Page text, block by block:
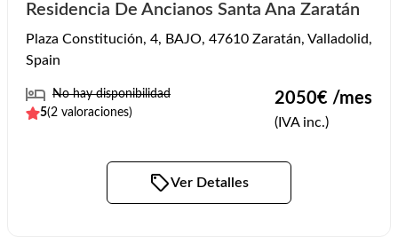
Residencia De Ancianos Santa Ana Zaratán
Plaza Constitución, 4, BAJO, 47610 Zaratán, Valladolid,
Spain
No hay disponibilidad
5(2 valoraciones)
2050€ /mes
(IVA inc.)
Ver Detalles